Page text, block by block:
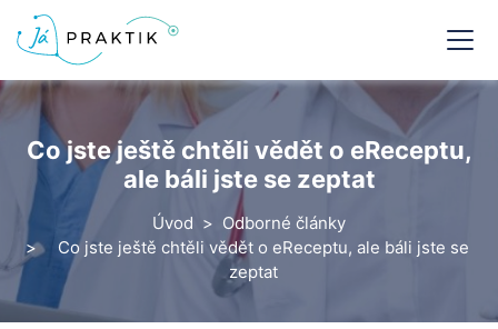
Co jste ještě chtěli vědět o eReceptu,
ale báli jste se zeptat
Úvod
Odborné články
Co jste ještě chtěli vědět o eReceptu, ale báli jste se
zeptat